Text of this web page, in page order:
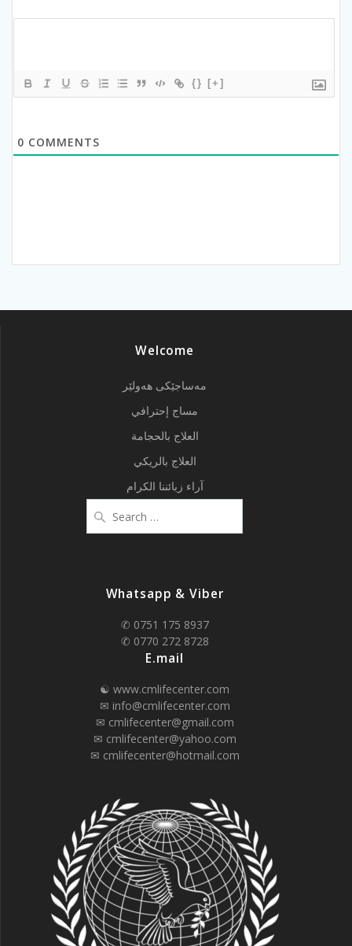
{} [+]
0 COMMENTS
Welcome
مەساجێکی هەولێر
مساج إحترافي
العلاج بالحجامة
العلاج بالريكي
آراء زبائننا الكرام
for:
Whatsapp & Viber
✆ 0751 175 8937
✆ 0770 272 8728
E.mail
☯ www.cmlifecenter.com
✉ info@cmlifecenter.com
✉ cmlifecenter@gmail.com
✉ cmlifecenter@yahoo.com
✉ cmlifecenter@hotmail.com